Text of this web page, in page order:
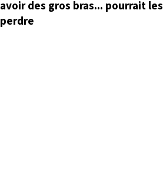
avoir des gros bras... pourrait les
perdre